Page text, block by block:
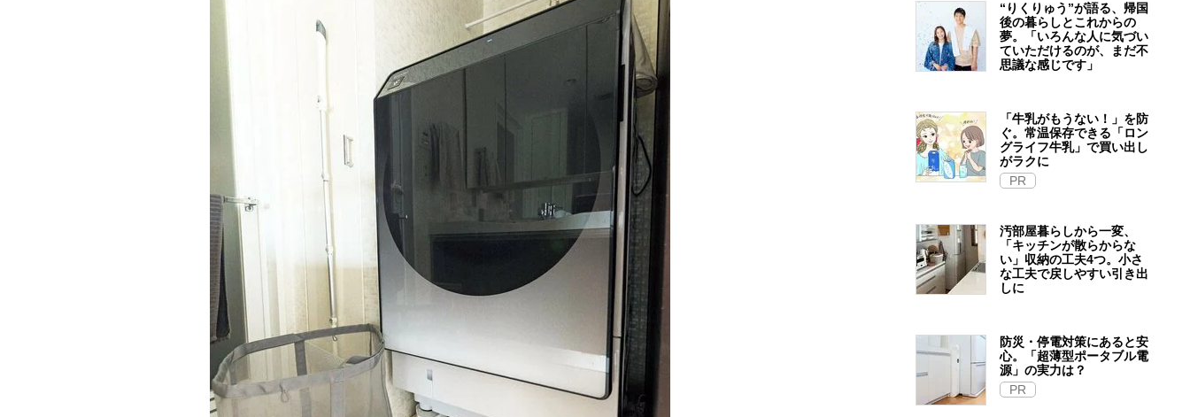
“りくりゅう”が語る、帰国
後の暮らしとこれからの
夢。「いろんな人に気づい
ていただけるのが、まだ不
思議な感じです」
「牛乳がもうない！」を防
ぐ。常温保存できる「ロン
グライフ牛乳」で買い出し
がラクに
PR
汚部屋暮らしから一変、
「キッチンが散らからな
い」収納の工夫4つ。小さ
な工夫で戻しやすい引き出
しに
防災・停電対策にあると安
心。「超薄型ポータブル電
源」の実力は？​
PR